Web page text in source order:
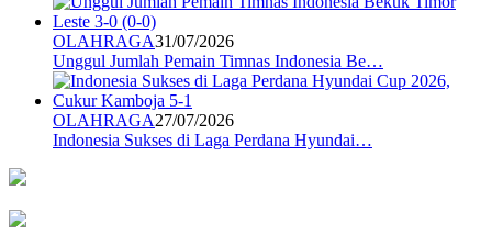
OLAHRAGA31/07/2026
Unggul Jumlah Pemain Timnas Indonesia Be…
OLAHRAGA27/07/2026
Indonesia Sukses di Laga Perdana Hyundai…